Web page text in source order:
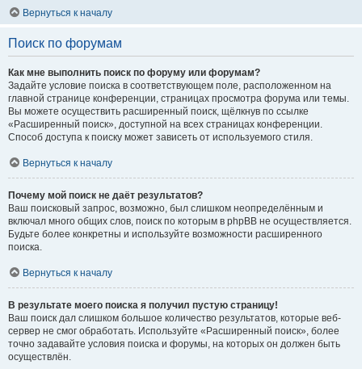
Вернуться к началу
Поиск по форумам
Как мне выполнить поиск по форуму или форумам?
Задайте условие поиска в соответствующем поле, расположенном на
главной странице конференции, страницах просмотра форума или темы.
Вы можете осуществить расширенный поиск, щёлкнув по ссылке
«Расширенный поиск», доступной на всех страницах конференции.
Способ доступа к поиску может зависеть от используемого стиля.
Вернуться к началу
Почему мой поиск не даёт результатов?
Ваш поисковый запрос, возможно, был слишком неопределённым и
включал много общих слов, поиск по которым в phpBB не осуществляется.
Будьте более конкретны и используйте возможности расширенного
поиска.
Вернуться к началу
В результате моего поиска я получил пустую страницу!
Ваш поиск дал слишком большое количество результатов, которые веб-
сервер не смог обработать. Используйте «Расширенный поиск», более
точно задавайте условия поиска и форумы, на которых он должен быть
осуществлён.